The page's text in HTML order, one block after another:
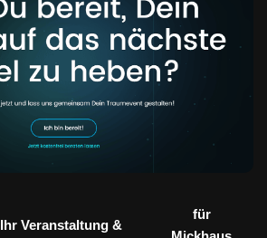
Ihr Veranstaltung &
für